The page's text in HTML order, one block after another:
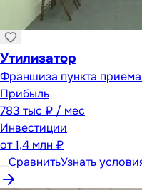
Утилизатор
Франшиза пункта
Прибыль
783 тыс ₽ / мес
Инвестиции
от1,4 млн ₽
СравнитьУзнать